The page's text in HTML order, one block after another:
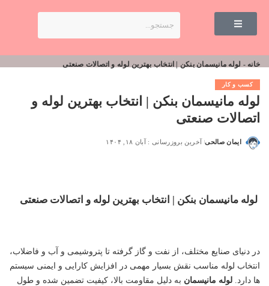
خانه - لوله مانیسمان بنکن | انتخاب بهترین لوله و اتصالات صنعتی
کسب و کار
لوله مانیسمان بنکن | انتخاب بهترین لوله و
اتصالات صنعتی
ایمان صالحی آخرین بروزرسانی : آبان ۱۸, ۱۴۰۴
لوله مانیسمان بنکن | انتخاب بهترین لوله و اتصالات صنعتی
در دنیای صنایع مختلف، از نفت و گاز گرفته تا پتروشیمی و آب و فاضلاب،
انتخاب لوله مناسب نقش بسیار مهمی در افزایش کارایی و ایمنی سیستم
ها دارد. لوله مانیسمان به دلیل مقاومت بالا، کیفیت تضمین شده و طول